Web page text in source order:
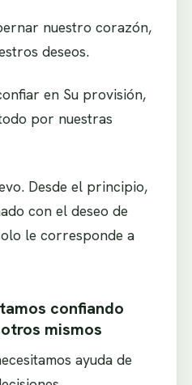
nuestro corazón,
deseos.
en Su provisión,
por nuestras
Desde el principio,
con el deseo de
le corresponde a
confiando
mismos
ayuda de